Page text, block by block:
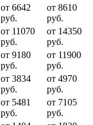
от 6642
руб.
от 8610
руб.
от 11070
руб.
от 14350
руб.
от 9180
руб.
от 11900
руб.
от 3834
руб.
от 4970
руб.
от 5481
руб.
от 7105
руб.